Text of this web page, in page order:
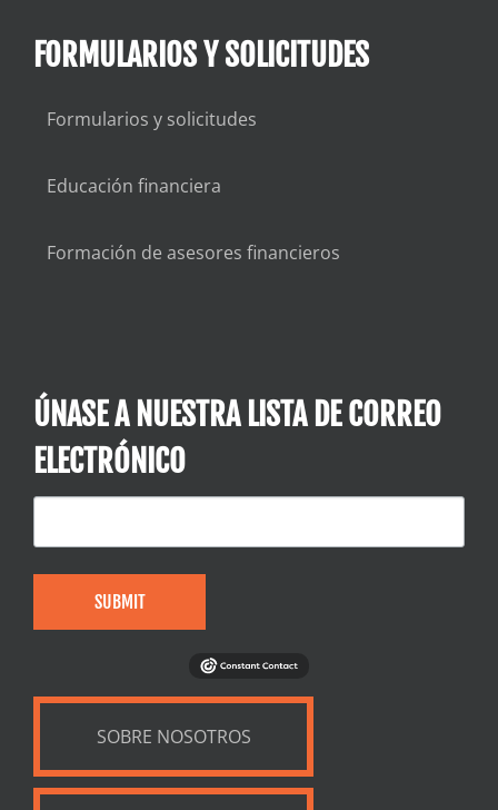
FORMULARIOS Y SOLICITUDES
Formularios y solicitudes
Educación financiera
Formación de asesores financieros
ÚNASE A NUESTRA LISTA DE CORREO
ELECTRÓNICO
SUBMIT
SOBRE NOSOTROS